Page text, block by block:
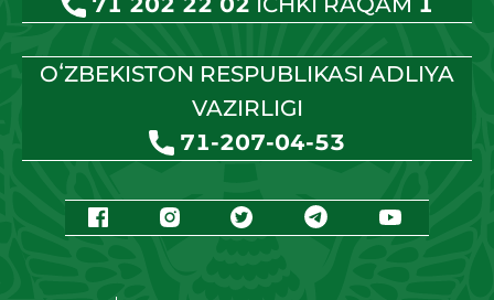
OʻZBEKISTON RESPUBLIKASI ADLIYA
VAZIRLIGI
71-207-04-53